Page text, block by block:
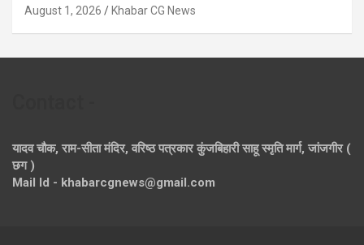
August 1, 2026 Khabar CG News
यादव चौक, राम-सीता मंदिर, वरिष्ठ पत्रकार कुंजबिहारी साहू स्मृति मार्ग, जांजगीर (
छग )
Mail Id - khabarcgnews@gmail.com